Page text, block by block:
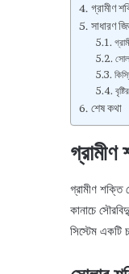
গ্রামীণ
সাধারণ
শেষ কথা
গ্রামীণ শক্তি
কানাচে
সিস্টেম একটি